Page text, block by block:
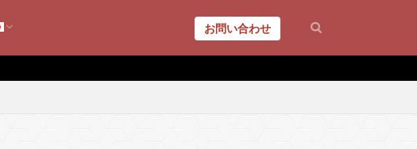
お問い合わせ